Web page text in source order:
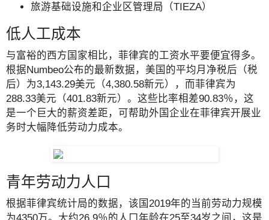
旅游基础设施和企业区管理局（TIEZA）
低人工成本
与富裕的西方国家相比，菲律宾的工资水平要便宜得多。
根据Numbeo公布的最新数据，美国的平均月净税后（税
后）为3,143.29美元（4,380.58新元），而菲律宾为
288.33美元（401.83新元）。这些比率相差90.83％，这
是一个巨大的薪资差距，可帮助外国企业在菲律宾开展业
务时大幅降低劳动力成本。
青年劳动力人口
根据菲律宾统计局的数据，该国2019年的当前劳动力规模
为4350万。大约26.9％的人口年龄在25至34岁之间，这是